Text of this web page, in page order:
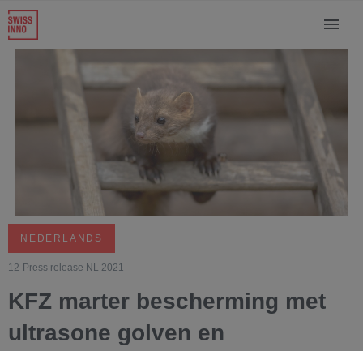
NEDERLANDS
12-Press release NL 2021
KFZ marter bescherming met
ultrasone golven en